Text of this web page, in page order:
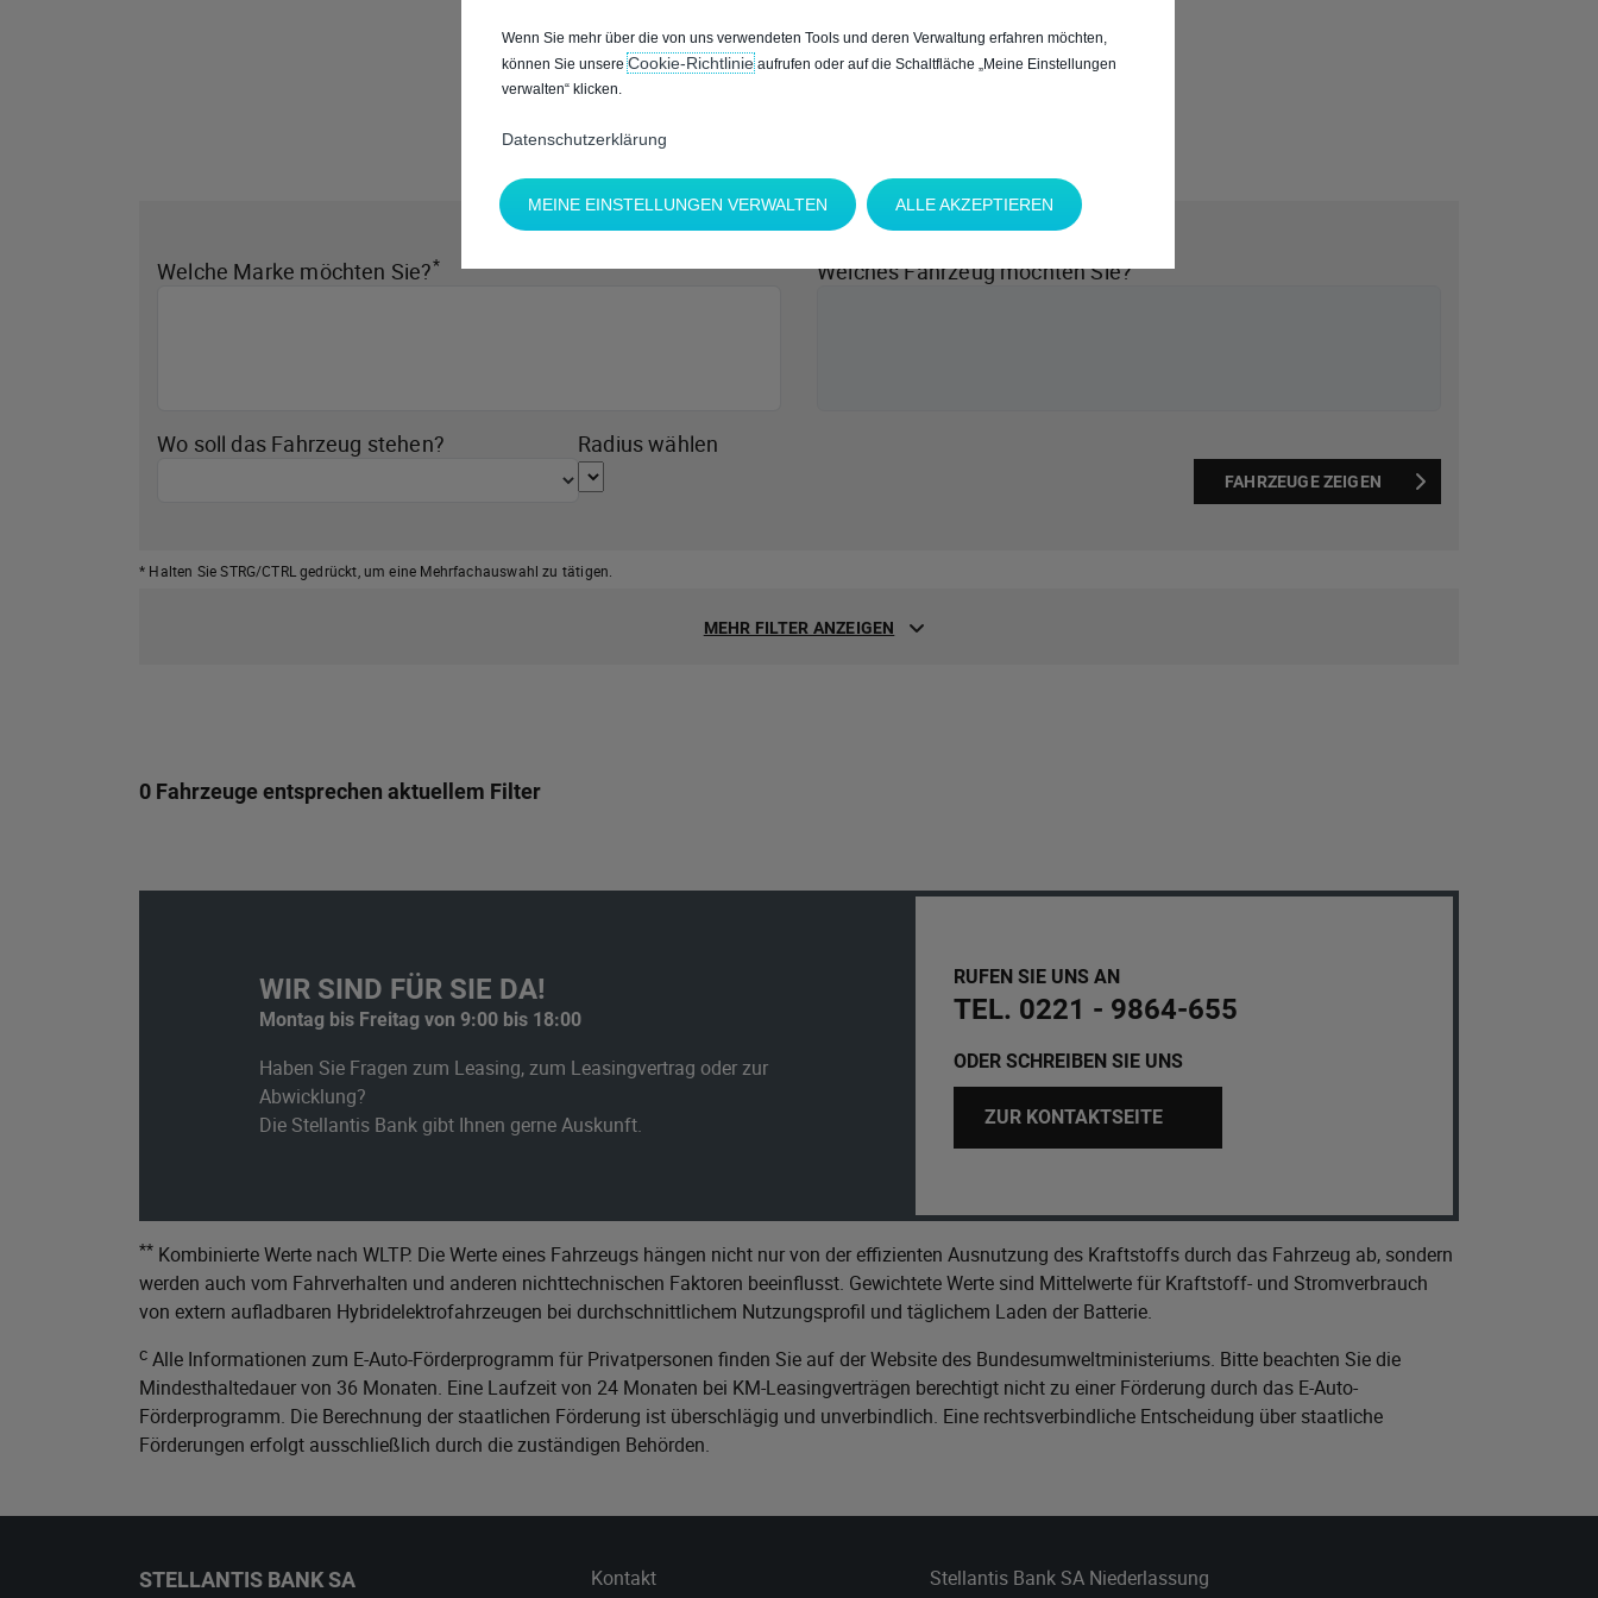
Welche Marke möchten Sie?* Welches Fahrzeug möchten Sie?*
Wo soll das Fahrzeug stehen? Radius wählen
FAHRZEUGE ZEIGEN
* Halten Sie STRG/CTRL gedrückt, um eine Mehrfachauswahl zu tätigen.
MEHR FILTER ANZEIGEN
0 Fahrzeuge entsprechen aktuellem Filter
WIR SIND FÜR SIE DA!
Montag bis Freitag von 9:00 bis 18:00
Haben Sie Fragen zum Leasing, zum Leasingvertrag oder zur
Abwicklung?
Die Stellantis Bank gibt Ihnen gerne Auskunft.
RUFEN SIE UNS AN
TEL. 0221 - 9864-655
ODER SCHREIBEN SIE UNS
ZUR KONTAKTSEITE
** Kombinierte Werte nach WLTP. Die Werte eines Fahrzeugs hängen nicht nur von der effizienten Ausnutzung des Kraftstoffs durch das Fahrzeug ab, sondern
werden auch vom Fahrverhalten und anderen nichttechnischen Faktoren beeinflusst. Gewichtete Werte sind Mittelwerte für Kraftstoff- und Stromverbrauch
von extern aufladbaren Hybridelektrofahrzeugen bei durchschnittlichem Nutzungsprofil und täglichem Laden der Batterie.
c Alle Informationen zum E-Auto-Förderprogramm für Privatpersonen finden Sie auf der Website des Bundesumweltministeriums. Bitte beachten Sie die
Mindesthaltedauer von 36 Monaten. Eine Laufzeit von 24 Monaten bei KM-Leasingverträgen berechtigt nicht zu einer Förderung durch das E-Auto-
Förderprogramm. Die Berechnung der staatlichen Förderung ist überschlägig und unverbindlich. Eine rechtsverbindliche Entscheidung über staatliche
Förderungen erfolgt ausschließlich durch die zuständigen Behörden.
STELLANTIS BANK SA
Kontakt
Stellantis Bank SA Niederlassung
Wenn Sie mehr über die von uns verwendeten Tools und deren Verwaltung erfahren möchten,
können Sie unsereCookie‑Richtlinieaufrufen oder auf die Schaltfläche „Meine Einstellungen
verwalten“ klicken.
Datenschutzerklärung
MEINE EINSTELLUNGEN VERWALTEN ALLE AKZEPTIEREN